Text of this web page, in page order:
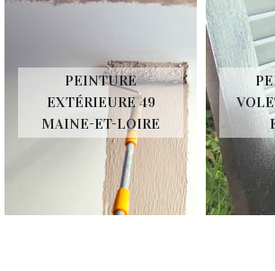
PEINTURE
EXTÉRIEURE 49
MAINE-ET-LOIRE